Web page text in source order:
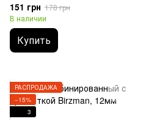
151 грн 178 грн
В наличии
Купить
РАСПРОДАЖА
−15%
3